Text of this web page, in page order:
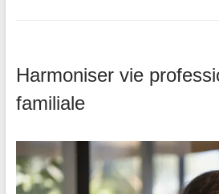
Harmoniser vie
familiale